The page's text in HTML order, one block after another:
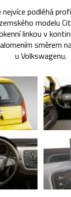
podléhá
modelu
linkou v
směrem
u Volkswagenu.